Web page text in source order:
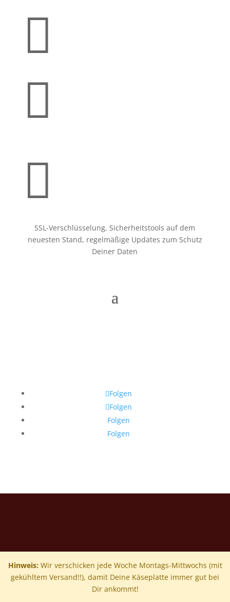



SSL-Verschlüsselung, Sicherheitstools auf dem
neuesten Stand, regelmäßige Updates zum Schutz
Deiner Daten
Folgen
Folgen
Folgen
Folgen
Hinweis: Wir verschicken jede Woche Montags-Mittwochs (mit
gekühltem Versand!!), damit Deine Käseplatte immer gut bei
Dir ankommt!